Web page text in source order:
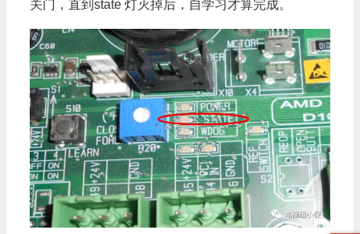
关门，直到state 灯灭掉后，自学习才算完成。